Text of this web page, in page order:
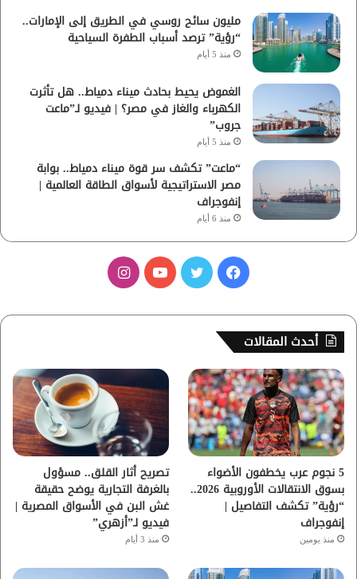
مليون سائح روسي في الطريق إلى الإمارات..
“رؤية” ترصد أسباب الطفرة السياحية
منذ 5 أيام
الغموض يحيط بحادث ميناء دمياط.. هل تأثرت
الكهرباء والغاز في مصر؟ | فيديو لـ”ماعت
جروب”
منذ 5 أيام
“ماعت” تكشف سر قوة ميناء دمياط.. بوابة
مصر الاستراتيجية لأسواق الطاقة العالمية |
إنفوجراف
منذ 6 أيام
س
ب
و
ك
ر
ي
و
ب
ت
ق
ر
ا
م
أحدث المقالات
5 نجوم عرب يخطفون الأضواء
بسوق الانتقالات الأوروبية 2026..
“رؤية” تكشف التفاصيل |
إنفوجراف
منذ يومين
تصريح أثار القلق.. مسؤول
بالغرفة التجارية يوضح حقيقة
غش البن في الأسواق المصرية |
فيديو لـ”أزهري”
منذ 3 أيام